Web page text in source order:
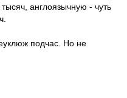
англоязычную - чуть
подчас. Но не